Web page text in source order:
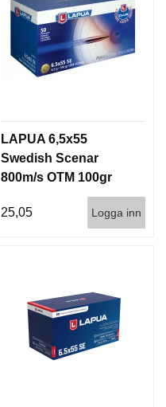
LAPUA 6,5x55
Swedish Scenar
800m/s OTM 100gr
25,05
Logga inn